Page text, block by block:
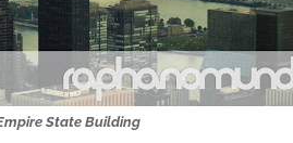
State Building